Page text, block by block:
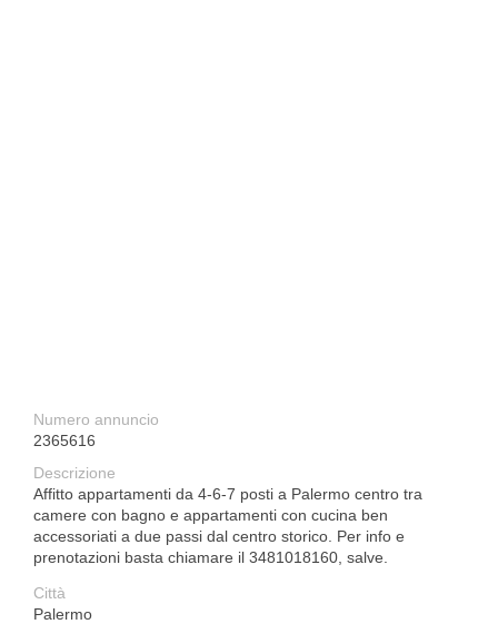
Numero annuncio
2365616
Descrizione
Affitto appartamenti da 4-6-7 posti a Palermo centro tra
camere con bagno e appartamenti con cucina ben
accessoriati a due passi dal centro storico. Per info e
prenotazioni basta chiamare il 3481018160, salve.
Città
Palermo